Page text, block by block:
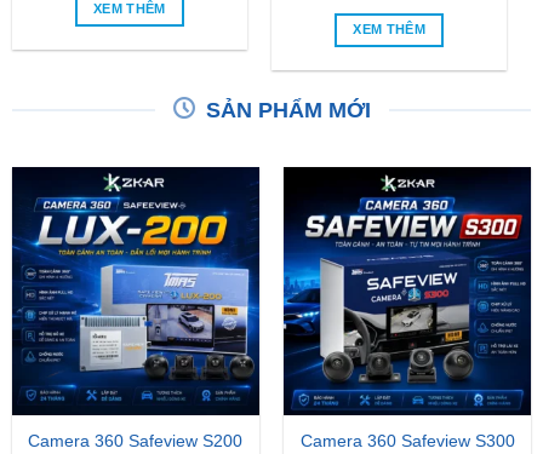
XEM THÊM
XEM THÊM
SẢN PHẨM MỚI
Camera 360 Safeview S200
Camera 360 Safeview S300